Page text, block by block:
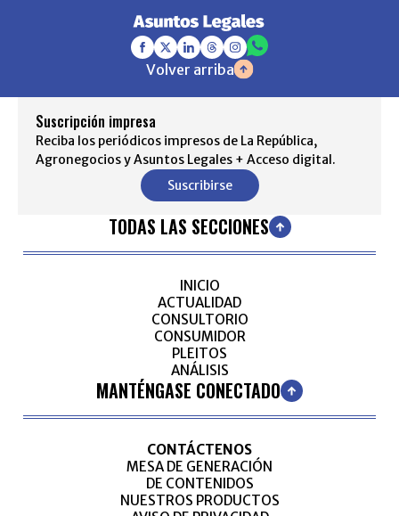
Volver arriba
Suscripción impresa
Reciba los periódicos impresos de La República,
Agronegocios y Asuntos Legales + Acceso digital.
Suscribirse
TODAS LAS SECCIONES
INICIO
ACTUALIDAD
CONSULTORIO
CONSUMIDOR
PLEITOS
ANÁLISIS
MANTÉNGASE CONECTADO
CONTÁCTENOS
MESA DE GENERACIÓN
DE CONTENIDOS
NUESTROS PRODUCTOS